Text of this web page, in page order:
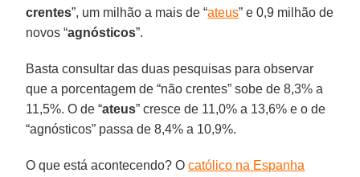
crentes”, um milhão a mais de “ateus” e 0,9 milhão de
novos “agnósticos”.
Basta consultar das duas pesquisas para observar
que a porcentagem de “não crentes” sobe de 8,3% a
11,5%. O de “ateus” cresce de 11,0% a 13,6% e o de
“agnósticos” passa de 8,4% a 10,9%.
O que está acontecendo? Ocatólico na Espanha